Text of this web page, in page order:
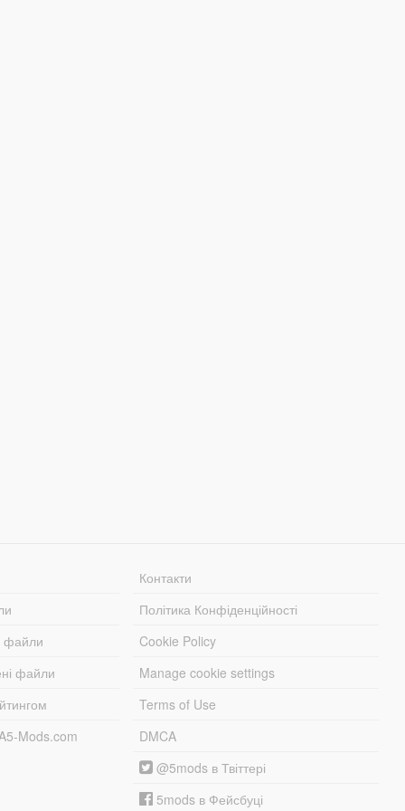
файли
файли
Mods.com
Контакти
Політика Конфіденційності
Cookie Policy
Manage cookie settings
Terms of Use
DMCA
@5mods в Твіттері
5mods в Фейсбуці